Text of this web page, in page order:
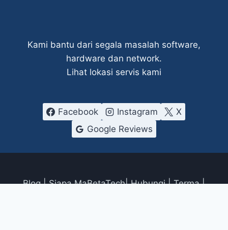
Kami bantu dari segala masalah software,
hardware dan network.
Lihat lokasi servis kami
Facebook Instagram
X
Google Reviews
Blog|SiapaMaBetaTech|Hubungi|Terma|